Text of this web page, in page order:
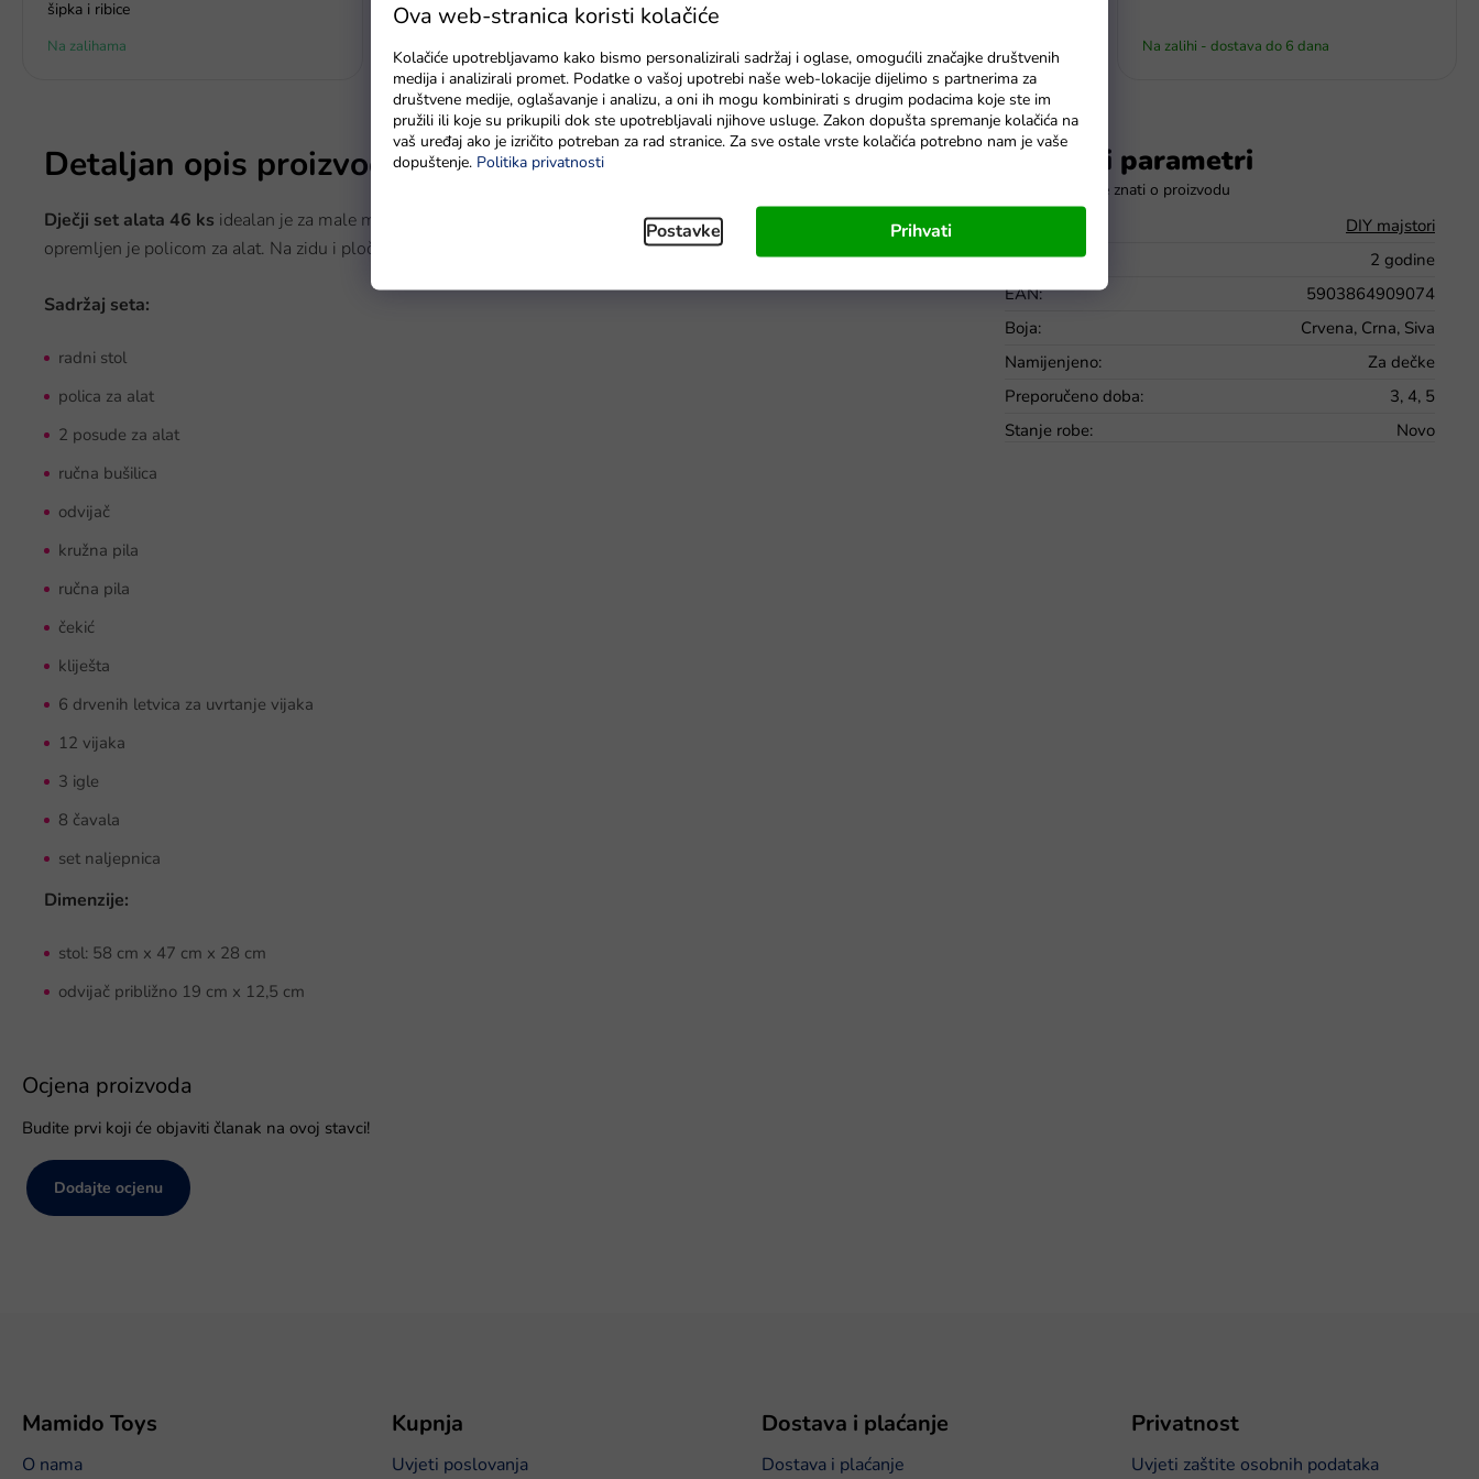
Ova web-stranica koristi kolačiće
Kolačiće upotrebljavamo kako bismo personalizirali sadržaj i oglase, omogućili značajke društvenih
medija i analizirali promet. Podatke o vašoj upotrebi naše web-lokacije dijelimo s partnerima za
društvene medije, oglašavanje i analizu, a oni ih mogu kombinirati s drugim podacima koje ste im
pružili ili koje su prikupili dok ste upotrebljavali njihove usluge. Zakon dopušta spremanje kolačića na
vaš uređaj ako je izričito potreban za rad stranice. Za sve ostale vrste kolačića potrebno nam je vaše
dopuštenje. Politika privatnosti
Postavke Prihvati
šipka i ribice
Na zalihama U roku od 7 radnih dana Na zalihi - dostava do 6 dana. Na zalihi - dostava do 6 dana
Detaljan opis proizvoda
Dječji set alata 46 ks idealan je za male majstore od navršene 3 godine. Set se sastoji od radnog stola i alata. Radni stol
opremljen je policom za alat. Na zidu i ploči stola nalaze se otvori u koje se mogu ušarafiti vijci.
Sadržaj seta:
radni stol
polica za alat
2 posude za alat
ručna bušilica
odvijač
kružna pila
ručna pila
čekić
kliješta
6 drvenih letvica za uvrtanje vijaka
12 vijaka
3 igle
8 čavala
set naljepnica
Dimenzije:
stol: 58 cm x 47 cm x 28 cm
odvijač približno 19 cm x 12,5 cm
Dodatni parametri
DIY majstori
Jamstvo:
2 godine
EAN:
5903864909074
Boja:
Crvena, Crna, Siva
Namijenjeno:
Za dečke
Preporučeno doba:
3, 4, 5
Stanje robe: Novo
Ocjena proizvoda
Budite prvi koji će objaviti članak na ovoj stavci!
Dodajte ocjenu
Mamido Toys
O nama
Kupnja
Uvjeti poslovanja
Dostava i plaćanje
Dostava i plaćanje
Privatnost
Uvjeti zaštite osobnih podataka